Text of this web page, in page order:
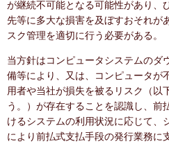
が継続不可能となる可能性があり、
先等に多大な損害を及ぼすおそれが
スク管理を適切に行う必要がある。
当方針はコンピュータシステムのダ
備等により、又は、コンピュータが
用者や当社が損失を被るリスク（以
う。）が存在することを認識し、前
けるシステムの利用状況に応じて、
により前払式支払手段の発行業務に